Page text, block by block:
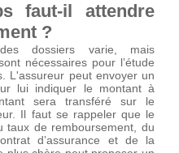
faut-il attendre
?
dossiers varie, mais
nécessaires pour l’étude
L'assureur peut envoyer un
lui indiquer le montant à
sera transféré sur le
Il faut se rappeler que le
taux de remboursement, du
d’assurance et de la